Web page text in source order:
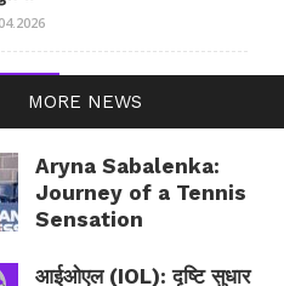
MORE NEWS
Aryna Sabalenka:
Journey of a Tennis
Sensation
आईओएल (IOL): दृष्टि सुधार
का IPL मैच — जानकारी